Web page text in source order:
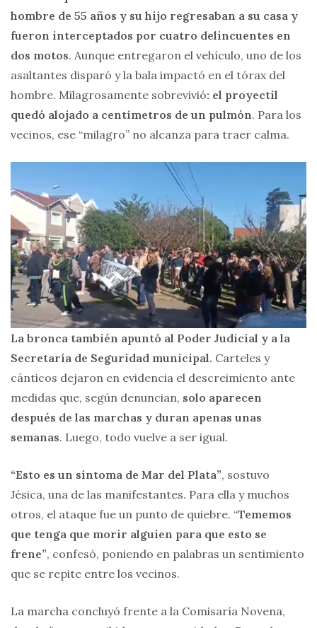
hombre de 55 años y su hijo regresaban a su casa y
fueron interceptados por cuatro delincuentes en
dos motos. Aunque entregaron el vehículo, uno de los
asaltantes disparó y la bala impactó en el tórax del
hombre. Milagrosamente sobrevivió: el proyectil
quedó alojado a centímetros de un pulmón. Para los
vecinos, ese “milagro” no alcanza para traer calma.
La bronca también apuntó al Poder Judicial y a la
Secretaría de Seguridad municipal. Carteles y
cánticos dejaron en evidencia el descreimiento ante
medidas que, según denuncian, solo aparecen
después de las marchas y duran apenas unas
semanas. Luego, todo vuelve a ser igual.
“Esto es un síntoma de Mar del Plata”, sostuvo
Jésica, una de las manifestantes. Para ella y muchos
otros, el ataque fue un punto de quiebre. “Tememos
que tenga que morir alguien para que esto se
frene”, confesó, poniendo en palabras un sentimiento
que se repite entre los vecinos.
La marcha concluyó frente a la Comisaría Novena,